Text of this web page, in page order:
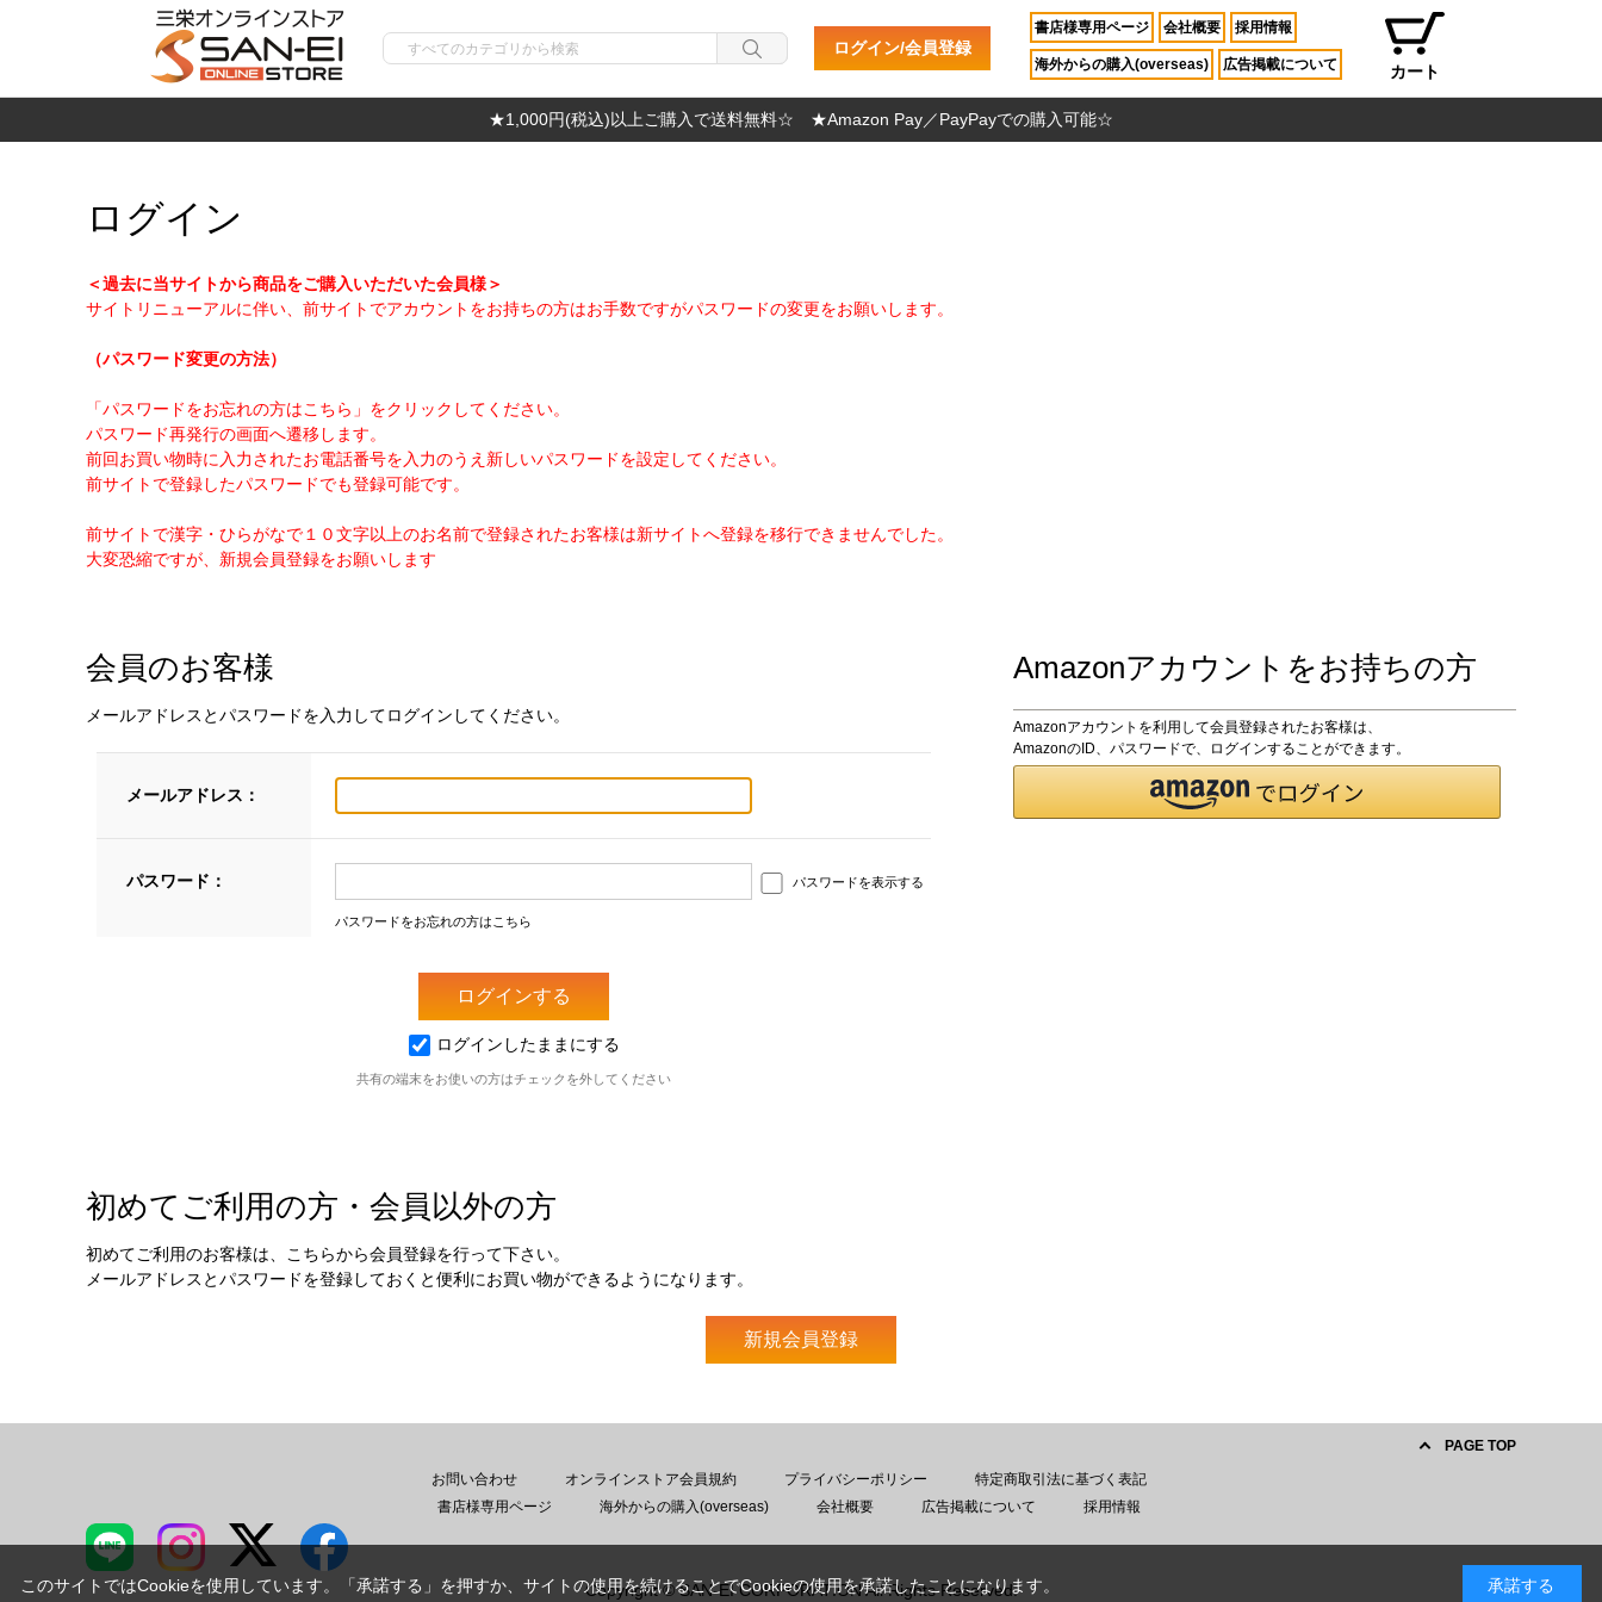
ログイン/会員登録
書店様専用ページ 会社概要 採用情報
海外からの購入(overseas) 広告掲載について カート
★1,000円(税込)以上ご購入で送料無料☆ ★Amazon Pay／PayPayでの購入可能☆
ログイン
＜過去に当サイトから商品をご購入いただいた会員様＞
サイトリニューアルに伴い、前サイトでアカウントをお持ちの方はお手数ですがパスワードの変更をお願いします。
（パスワード変更の方法）
「パスワードをお忘れの方はこちら」をクリックしてください。
パスワード再発行の画面へ遷移します。
前回お買い物時に入力されたお電話番号を入力のうえ新しいパスワードを設定してください。
前サイトで登録したパスワードでも登録可能です。
前サイトで漢字・ひらがなで１０文字以上のお名前で登録されたお客様は新サイトへ登録を移行できませんでした。
大変恐縮ですが、新規会員登録をお願いします
会員のお客様
メールアドレスとパスワードを入力してログインしてください。
メールアドレス：
パスワード： パスワードを表示する
パスワードをお忘れの方はこちら
ログインしたままにする
共有の端末をお使いの方はチェックを外してください
Amazonアカウントをお持ちの方
Amazonアカウントを利用して会員登録されたお客様は、
AmazonのID、パスワードで、ログインすることができます。
初めてご利用の方・会員以外の方
初めてご利用のお客様は、こちらから会員登録を行って下さい。
メールアドレスとパスワードを登録しておくと便利にお買い物ができるようになります。
PAGE TOP
お問い合わせ
オンラインストア会員規約 プライバシーポリシー
特定商取引法に基づく表記
書店様専用ページ
海外からの購入(overseas) 会社概要 広告掲載について 採用情報
Copyright © SAN-EI CORPORATION All Rights Reserved.
このサイトではCookieを使用しています。「承諾する」を押すか、サイトの使用を続けることでCookieの使用を承諾したことになります。 承諾する